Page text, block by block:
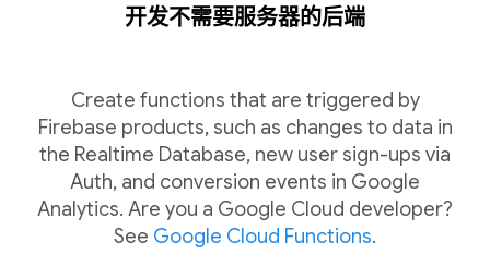
开发不需要服务器的后端
Create functions that are triggered by
Firebase products, such as changes to data in
the Realtime Database, new user sign-ups via
Auth, and conversion events in Google
Analytics. Are you a Google Cloud developer?
See Google Cloud Functions.